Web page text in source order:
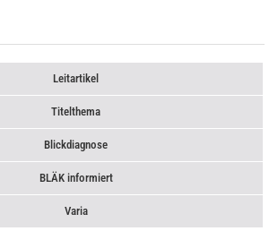
Leitartikel
Titelthema
Blickdiagnose
BLÄK informiert
Varia